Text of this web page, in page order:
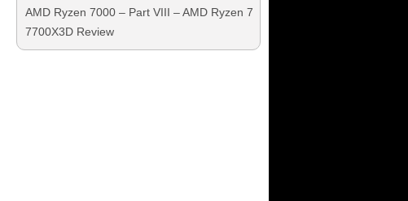
AMD Ryzen 7000 – Part VIII – AMD Ryzen 7
7700X3D Review